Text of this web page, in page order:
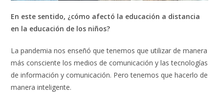
En este sentido, ¿cómo afectó la educación a distancia
en la educación de los niños?
La pandemia nos enseñó que tenemos que utilizar de manera
más consciente los medios de comunicación y las tecnologías
de información y comunicación. Pero tenemos que hacerlo de
manera inteligente.